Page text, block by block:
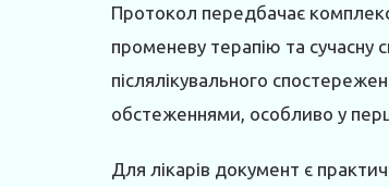
Протокол передбачає
променеву терапію та сучасну
післялікувального
обстеженнями, особливо у
Для лікарів документ є